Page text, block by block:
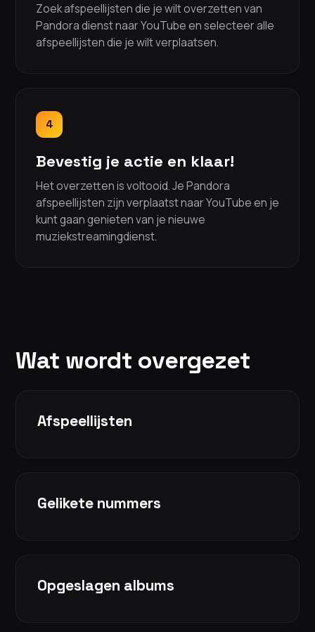
Zoek afspeellijsten die je wilt overzetten van
Pandora dienst naar YouTube en selecteer alle
afspeellijsten die je wilt verplaatsen.
4
Bevestig je actie en klaar!
Het overzetten is voltooid. Je Pandora
afspeellijsten zijn verplaatst naar YouTube en je
kunt gaan genieten van je nieuwe
muziekstreamingdienst.
Wat wordt overgezet
Afspeellijsten
Gelikete nummers
Opgeslagen albums